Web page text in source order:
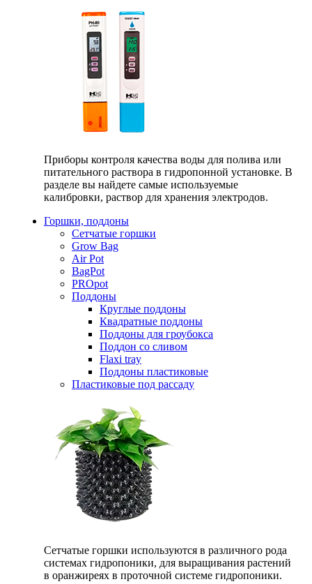
Приборы контроля качества воды для полива или
питательного раствора в гидропонной установке. В
разделе вы найдете самые используемые
калибровки, раствор для хранения электродов.
Горшки, поддоны
Сетчатые горшки
Grow Bag
Air Pot
BagPot
PROpot
Поддоны
Круглые поддоны
Квадратные поддоны
Поддоны для гроубокса
Поддон со сливом
Flaxi tray
Поддоны пластиковые
Пластиковые под рассаду
Сетчатые горшки используются в различного рода
системах гидропоники, для выращивания растений
в оранжиреях в проточной системе гидропоники.